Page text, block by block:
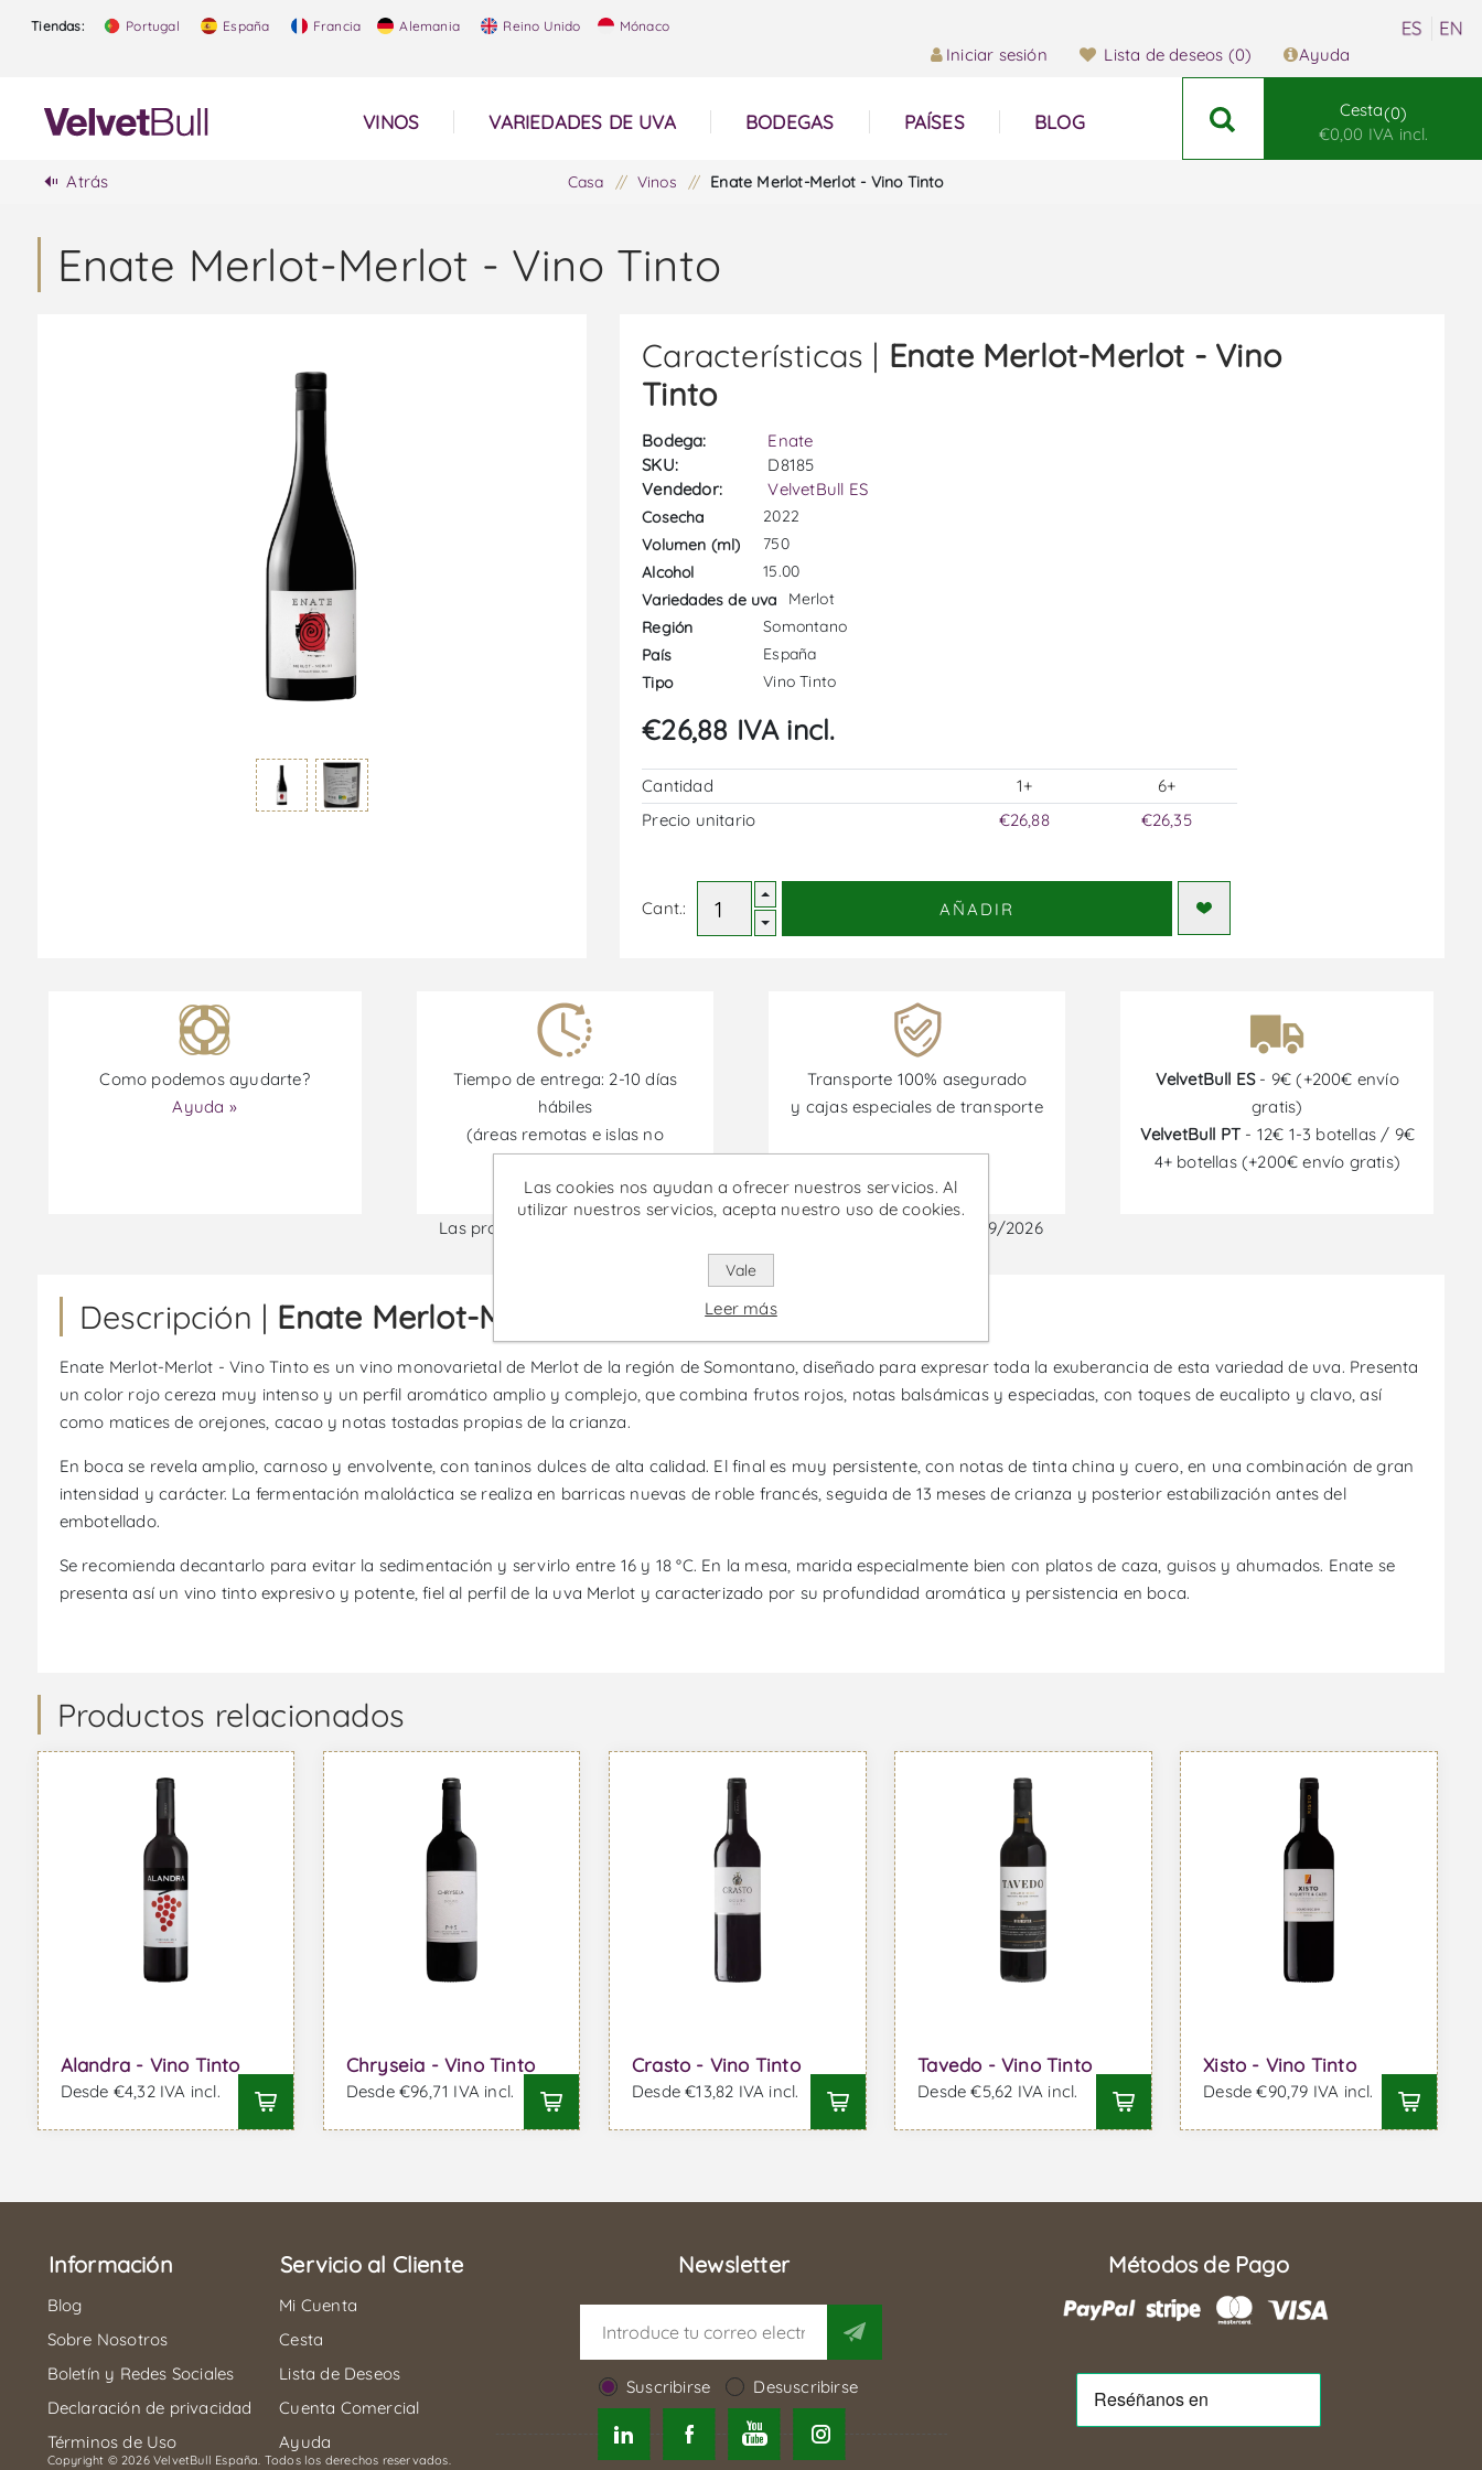
Tiendas: Portugal España Francia Alemania Reino Unido Mónaco
Iniciar sesión Lista de deseos (0) Ayuda
VINOS VARIEDADES DE UVA BODEGAS PAÍSES BLOG
Cesta 0
€0,00 IVA incl.
Atrás Casa / Vinos / Enate Merlot-Merlot - Vino Tinto
Enate Merlot-Merlot - Vino Tinto
Características | Enate Merlot-Merlot - Vino
Tinto
Bodega:
Enate
SKU:
D8185
Vendedor:
VelvetBull ES
Cosecha
2022
Volumen (ml)
750
Alcohol
15.00
Variedades de uva
Merlot
Región
Somontano
País
España
Tipo
Vino Tinto
€26,88 IVA incl.
Cantidad 1+
6+
Precio unitario
€26,88 €26,35
Cant.: AÑADIR
Como podemos ayudarte?
Ayuda »
Tiempo de entrega: 2-10 días
hábiles
(áreas remotas e islas no
incluidas)
Transporte 100% asegurado
y cajas especiales de transporte
VelvetBull ES- 9€ (+200€ envío
gratis)
VelvetBull PT - 12€ 1-3 botellas / 9€
4+ botellas (+200€ envío gratis)
Las promociones están disponibles desde el 30/06/2026 hasta el 30/09/2026
Descripción | Enate Merlot-Merlot - Vino Tinto
Enate Merlot-Merlot - Vino Tinto es un vino monovarietal de Merlot de la región de Somontano, diseñado para expresar toda la exuberancia de esta variedad de uva. Presenta
un color rojo cereza muy intenso y un perfil aromático amplio y complejo, que combina frutos rojos, notas balsámicas y especiadas, con toques de eucalipto y clavo, así
como matices de orejones, cacao y notas tostadas propias de la crianza.
En boca se revela amplio, carnoso y envolvente, con taninos dulces de alta calidad. El final es muy persistente, con notas de tinta china y cuero, en una combinación de gran
intensidad y carácter. La fermentación maloláctica se realiza en barricas nuevas de roble francés, seguida de 13 meses de crianza y posterior estabilización antes del
embotellado.
Se recomienda decantarlo para evitar la sedimentación y servirlo entre 16 y 18 °C. En la mesa, marida especialmente bien con platos de caza, guisos y ahumados. Enate se
presenta así un vino tinto expresivo y potente, fiel al perfil de la uva Merlot y caracterizado por su profundidad aromática y persistencia en boca.
Productos relacionados
Alandra - Vino Tinto
Desde €4,32 IVA incl.
Chryseia - Vino Tinto
Desde €96,71 IVA incl.
Crasto - Vino Tinto
Desde €13,82 IVA incl.
Tavedo - Vino Tinto
Desde €5,62 IVA incl.
Xisto - Vino Tinto
Desde €90,79 IVA incl.
Información
Blog
Sobre Nosotros
Boletín y Redes Sociales
Declaración de privacidad
Términos de Uso
Servicio al Cliente
Mi Cuenta
Cesta
Lista de Deseos
Cuenta Comercial
Ayuda
Newsletter
Suscribirse Desuscribirse
Métodos de Pago
Copyright © 2026 VelvetBull España. Todos los derechos reservados.
Las cookies nos ayudan a ofrecer nuestros servicios. Al
utilizar nuestros servicios, acepta nuestro uso de cookies.
Vale
Leer más